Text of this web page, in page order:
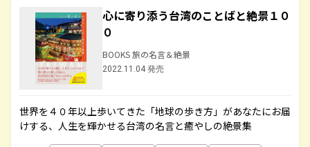
心に寄り添う台湾のことばと絶景１０
０
BOOKS 旅の名言＆絶景
2022.11.04 発売
世界を４０年以上歩いてきた「地球の歩き方」があなたにお届
けする、人生を輝かせる台湾の名言と癒やしの絶景集